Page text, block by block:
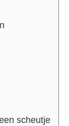
scheutje